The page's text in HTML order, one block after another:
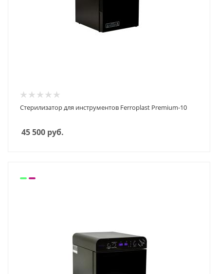
Стерилизатор для инструментов Ferroplast Premium-10
45 500 руб.